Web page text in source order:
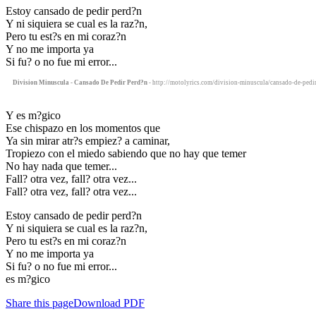
Estoy cansado de pedir perd?n
Y ni siquiera se cual es la raz?n,
Pero tu est?s en mi coraz?n
Y no me importa ya
Si fu? o no fue mi error...
Division Minuscula - Cansado De Pedir Perd?n - http://motolyrics.com/division-minuscula/cansado-de-
Y es m?gico
Ese chispazo en los momentos que
Ya sin mirar atr?s empiez? a caminar,
Tropiezo con el miedo sabiendo que no hay que temer
No hay nada que temer...
Fall? otra vez, fall? otra vez...
Fall? otra vez, fall? otra vez...
Estoy cansado de pedir perd?n
Y ni siquiera se cual es la raz?n,
Pero tu est?s en mi coraz?n
Y no me importa ya
Si fu? o no fue mi error...
es m?gico
Share this pageDownload PDF